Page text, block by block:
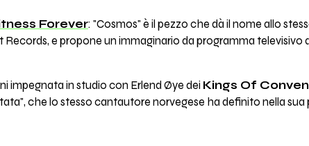
Forever: "Cosmos" è il pezzo che dà il nome allo
e propone un immaginario da programma televisivo
impegnata in studio con Erlend Øye dei Kings Of
che lo stesso cantautore norvegese ha definito nella